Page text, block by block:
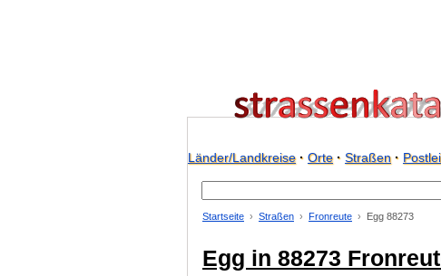
Länder/Landkreise· Orte· Straßen·
Startseite Straßen Fronreute Egg 88273
Egg in 88273